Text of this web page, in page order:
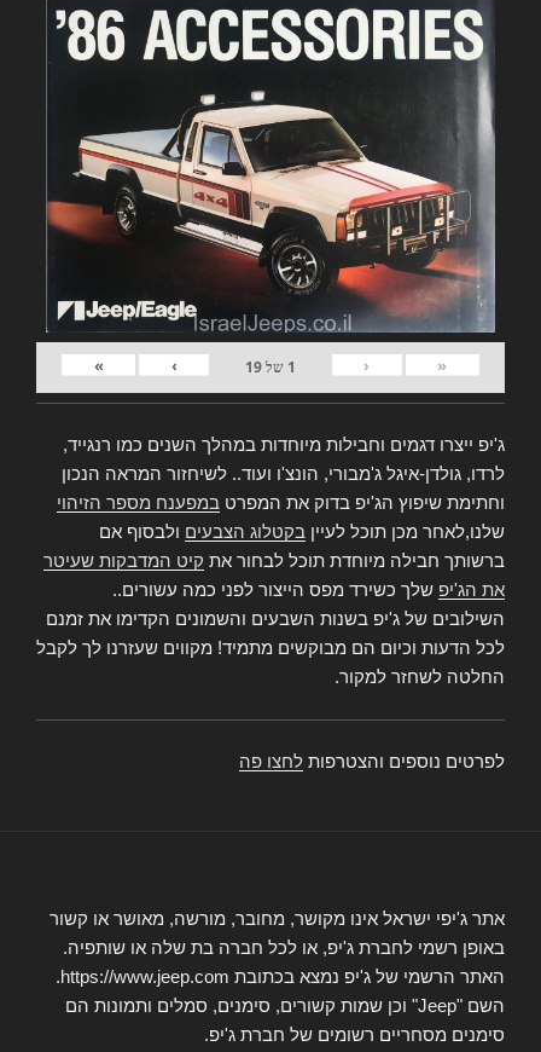
«
‹
1 של19
›
»
ג'יפ ייצרו דגמים וחבילות מיוחדות במהלך השנים כמו רנגייד,
לרדו, גולדן-איגל ג'מבורי, הונצ'ו ועוד.. לשיחזור המראה הנכון
וחתימת שיפוץ הג'יפ בדוק את המפרט במפענח מספר הזיהוי
שלנו,לאחר מכן תוכל לעיין בקטלוג הצבעים ולבסוף אם
ברשותך חבילה מיוחדת תוכל לבחור את קיט המדבקות שעיטר
את הג'יפ שלך כשירד מפס הייצור לפני כמה עשורים..
השילובים של ג'יפ בשנות השבעים והשמונים הקדימו את זמנם
לכל הדעות וכיום הם מבוקשים מתמיד! מקווים שעזרנו לך לקבל
החלטה לשחזר למקור.
לפרטים נוספים והצטרפות לחצו פה
אתר ג'יפי ישראל אינו מקושר, מחובר, מורשה, מאושר או קשור
באופן רשמי לחברת ג'יפ, או לכל חברה בת שלה או שותפיה.
האתר הרשמי של ג'יפ נמצא בכתובת https://www.jeep.com.
השם "Jeep" וכן שמות קשורים, סימנים, סמלים ותמונות הם
סימנים מסחריים רשומים של חברת ג'יפ.